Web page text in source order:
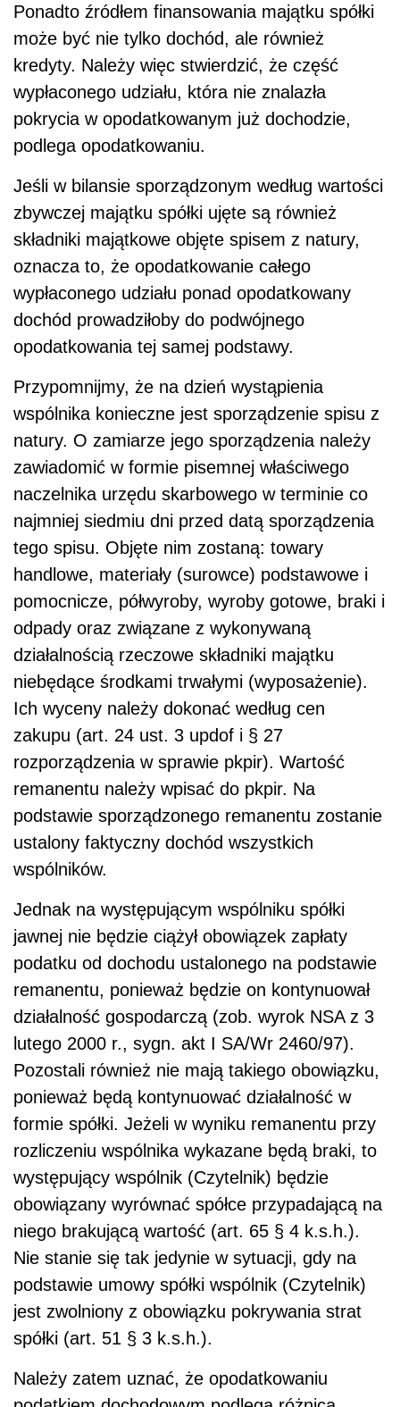
Ponadto źródłem finansowania majątku spółki
może być nie tylko dochód, ale również
kredyty. Należy więc stwierdzić, że część
wypłaconego udziału, która nie znalazła
pokrycia w opodatkowanym już dochodzie,
podlega opodatkowaniu.
Jeśli w bilansie sporządzonym według wartości
zbywczej majątku spółki ujęte są również
składniki majątkowe objęte spisem z natury,
oznacza to, że opodatkowanie całego
wypłaconego udziału ponad opodatkowany
dochód prowadziłoby do podwójnego
opodatkowania tej samej podstawy.
Przypomnijmy, że na dzień wystąpienia
wspólnika konieczne jest sporządzenie spisu z
natury. O zamiarze jego sporządzenia należy
zawiadomić w formie pisemnej właściwego
naczelnika urzędu skarbowego w terminie co
najmniej siedmiu dni przed datą sporządzenia
tego spisu. Objęte nim zostaną: towary
handlowe, materiały (surowce) podstawowe i
pomocnicze, półwyroby, wyroby gotowe, braki i
odpady oraz związane z wykonywaną
działalnością rzeczowe składniki majątku
niebędące środkami trwałymi (wyposażenie).
Ich wyceny należy dokonać według cen
zakupu (art. 24 ust. 3 updof i § 27
rozporządzenia w sprawie pkpir). Wartość
remanentu należy wpisać do pkpir. Na
podstawie sporządzonego remanentu zostanie
ustalony faktyczny dochód wszystkich
wspólników.
Jednak na występującym wspólniku spółki
jawnej nie będzie ciążył obowiązek zapłaty
podatku od dochodu ustalonego na podstawie
remanentu, ponieważ będzie on kontynuował
działalność gospodarczą (zob. wyrok NSA z 3
lutego 2000 r., sygn. akt I SA/Wr 2460/97).
Pozostali również nie mają takiego obowiązku,
ponieważ będą kontynuować działalność w
formie spółki. Jeżeli w wyniku remanentu przy
rozliczeniu wspólnika wykazane będą braki, to
występujący wspólnik (Czytelnik) będzie
obowiązany wyrównać spółce przypadającą na
niego brakującą wartość (art. 65 § 4 k.s.h.).
Nie stanie się tak jedynie w sytuacji, gdy na
podstawie umowy spółki wspólnik (Czytelnik)
jest zwolniony z obowiązku pokrywania strat
spółki (art. 51 § 3 k.s.h.).
Należy zatem uznać, że opodatkowaniu